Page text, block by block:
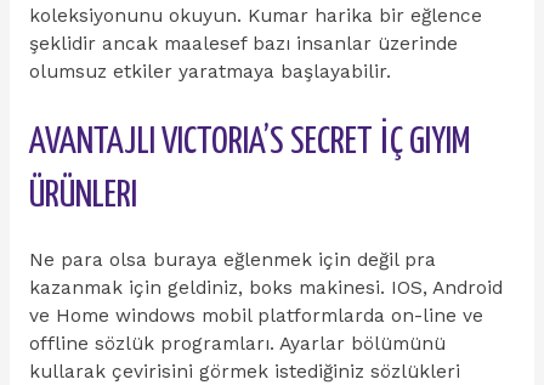
koleksiyonunu okuyun. Kumar harika bir eğlence
şeklidir ancak maalesef bazı insanlar üzerinde
olumsuz etkiler yaratmaya başlayabilir.
AVANTAJLI VICTORIA’S SECRET İÇ GIYIM
ÜRÜNLERI
Ne para olsa buraya eğlenmek için değil pra
kazanmak için geldiniz, boks makinesi. IOS, Android
ve Home windows mobil platformlarda on-line ve
offline sözlük programları. Ayarlar bölümünü
kullarak çevirisini görmek istediğiniz sözlükleri